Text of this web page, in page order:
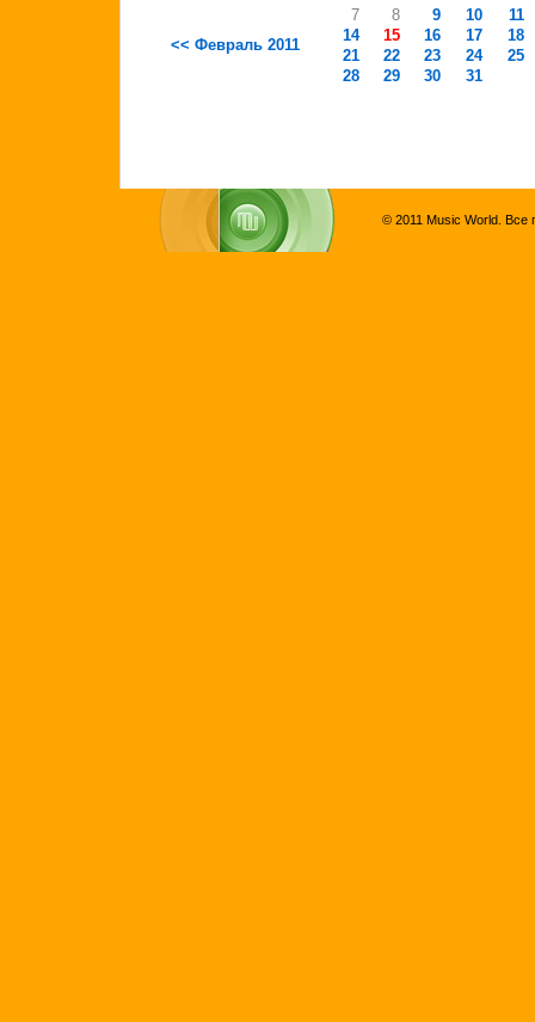
<< Февраль 2011
7
8 9 10
11
14
15 16 17
18
21
22 23 24
25
28
29 30 31
© 2011 Music World. Все